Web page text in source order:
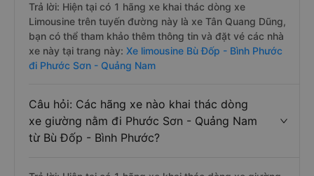
Trả lời: Hiện tại có 1 hãng xe khai thác dòng xe
Limousine trên tuyến đường này là xe Tân Quang Dũng,
bạn có thể tham khảo thêm thông tin và đặt vé các nhà
xe này tại trang này: Xe limousine Bù Đốp - Bình Phước
đi Phước Sơn - Quảng Nam
Câu hỏi: Các hãng xe nào khai thác dòng
xe giường nằm đi Phước Sơn - Quảng Nam
từ Bù Đốp - Bình Phước?